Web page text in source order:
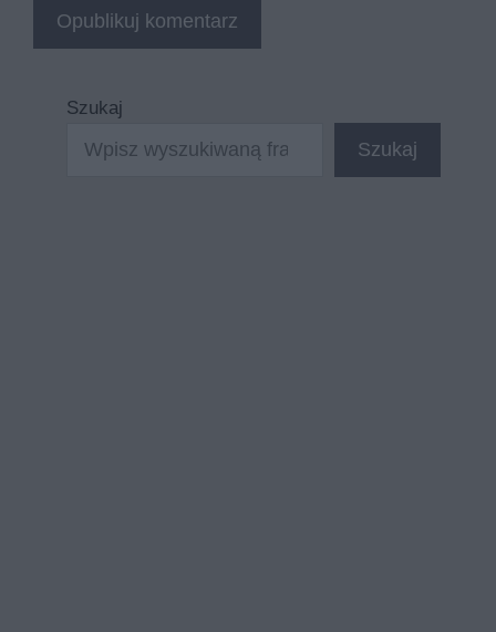
Szukaj
Szukaj